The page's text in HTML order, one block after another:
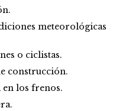
meteorológicas
o ciclistas.
construcción.
los frenos.